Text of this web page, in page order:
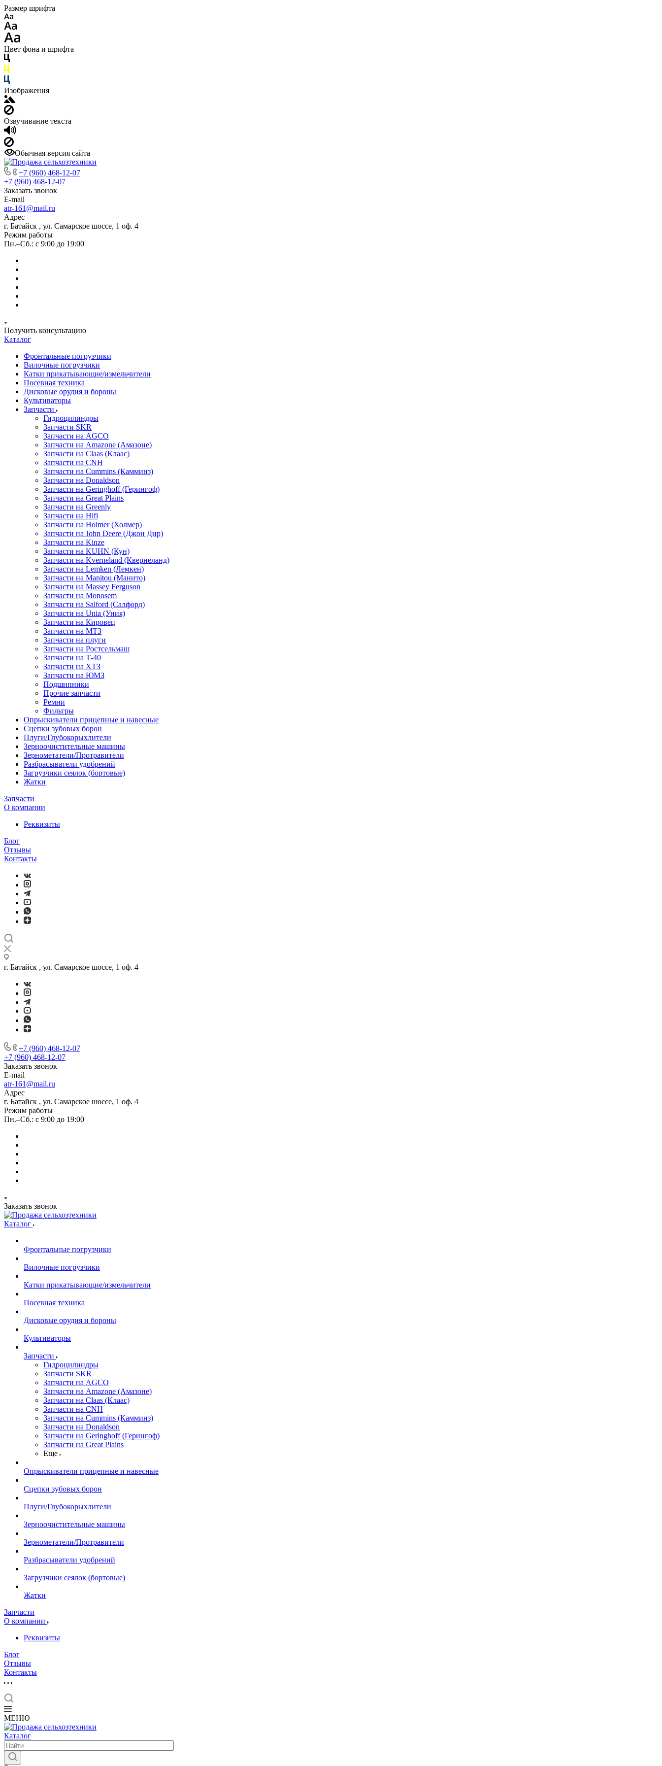
Размер шрифта
Цвет фона и шрифта
Изображения
Озвучивание текста
Обычная версия сайта
+7 (960) 468-12-07
+7 (960) 468-12-07
Заказать звонок
E-mail
atr-161@mail.ru
Адрес
г. Батайск , ул. Самарское шоссе, 1 оф. 4
Режим работы
Пн.–Сб.: с 9:00 до 19:00
Получить консультацию
Каталог
Фронтальные погрузчики
Вилочные погрузчики
Катки прикатывающие/измельчители
Посевная техника
Дисковые орудия и бороны
Культиваторы
Запчасти
Гидроцилиндры
Запчасти SKR
Запчасти на AGCO
Запчасти на Amazone (Амазоне)
Запчасти на Claas (Клаас)
Запчасти на CNH
Запчасти на Cummins (Камминз)
Запчасти на Donaldson
Запчасти на Geringhoff (Герингоф)
Запчасти на Great Plains
Запчасти на Greenly
Запчасти на Hifi
Запчасти на Holmer (Холмер)
Запчасти на John Deere (Джон Дир)
Запчасти на Kinze
Запчасти на KUHN (Кун)
Запчасти на Kverneland (Квернеланд)
Запчасти на Lemken (Лемкен)
Запчасти на Manitou (Манито)
Запчасти на Massey Ferguson
Запчасти на Monosem
Запчасти на Salford (Салфорд)
Запчасти на Unia (Уния)
Запчасти на Кировец
Запчасти на МТЗ
Запчасти на плуги
Запчасти на Ростсельмаш
Запчасти на Т-40
Запчасти на ХТЗ
Запчасти на ЮМЗ
Подшипники
Прочие запчасти
Ремни
Фильтры
Опрыскиватели прицепные и навесные
Сцепки зубовых борон
Плуги/Глубокорыхлители
Зерноочистительные машины
Зернометатели/Протравители
Разбрасыватели удобрений
Загрузчики сеялок (бортовые)
Жатки
Запчасти
О компании
Реквизиты
Блог
Отзывы
Контакты
г. Батайск , ул. Самарское шоссе, 1 оф. 4
+7 (960) 468-12-07
+7 (960) 468-12-07
Заказать звонок
E-mail
atr-161@mail.ru
Адрес
г. Батайск , ул. Самарское шоссе, 1 оф. 4
Режим работы
Пн.–Сб.: с 9:00 до 19:00
Заказать звонок
Каталог
Фронтальные погрузчики
Вилочные погрузчики
Катки прикатывающие/измельчители
Посевная техника
Дисковые орудия и бороны
Культиваторы
Запчасти
Гидроцилиндры
Запчасти SKR
Запчасти на AGCO
Запчасти на Amazone (Амазоне)
Запчасти на Claas (Клаас)
Запчасти на CNH
Запчасти на Cummins (Камминз)
Запчасти на Donaldson
Запчасти на Geringhoff (Герингоф)
Запчасти на Great Plains
Еще
Опрыскиватели прицепные и навесные
Сцепки зубовых борон
Плуги/Глубокорыхлители
Зерноочистительные машины
Зернометатели/Протравители
Разбрасыватели удобрений
Загрузчики сеялок (бортовые)
Жатки
Запчасти
О компании
Реквизиты
Блог
Отзывы
Контакты
МЕНЮ
Каталог